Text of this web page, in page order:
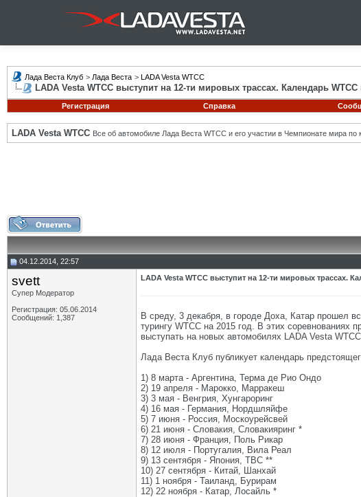
Лада Веста Клуб > Лада Веста > LADA Vesta WTCC
LADA Vesta WTCC выступит на 12-ти мировых трассах. Календарь WTCC
Регистрация
Справка
LADA Vesta WTCC Все об автомобиле Лада Веста WTCC и его участии в Чемпионате мира по
04.12.2014, 22:57
svett
Супер Модератор
Регистрация: 05.06.2014
Сообщений: 1,387
LADA Vesta WTCC выступит на 12-ти мировых трассах.
В среду, 3 декабря, в городе Доха, Катар прошел
турингу WTCC на 2015 год. В этих
выступать на новых автомобилях LADA Vesta
Лада Веста Клуб публикует календарь
1) 8 марта - Аргентина, Терма де Рио Ондо
2) 19 апреля - Марокко, Марракеш
3) 3 мая - Венгрия, Хунгароринг
4) 16 мая - Германия, Нордшляйфе
5) 7 июня - Россия, Москоурейсвей
6) 21 июня - Словакия, Словакияринг *
7) 28 июня - Франция, Поль Рикар
8) 12 июля - Португалия, Вила Реал
9) 13 сентября - Япония, TBC **
10) 27 сентября - Китай, Шанхай
11) 1 ноября - Таиланд, Бурирам
12) 22 ноября - Катар, Лосайль *